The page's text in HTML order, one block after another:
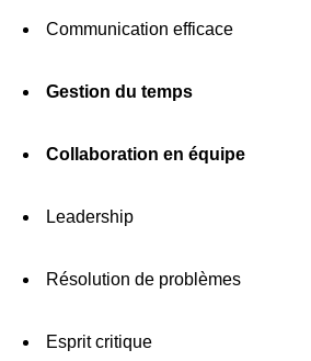
Communication efficace
Gestion du temps
Collaboration en équipe
Leadership
Résolution de problèmes
Esprit critique